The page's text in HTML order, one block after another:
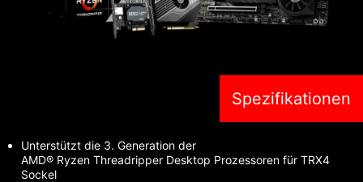
Spezifikationen
Unterstützt die 3. Generation der
AMD® Ryzen Threadripper Desktop Prozessoren für TRX4
Sockel